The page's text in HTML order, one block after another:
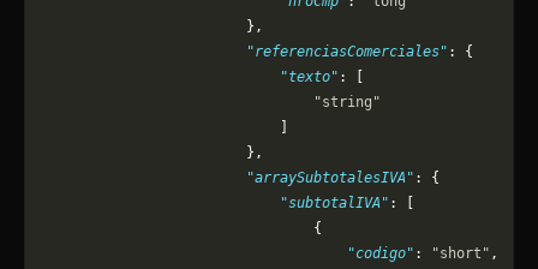
                        },
                        "referenciasComerciales"
: {
                            "texto"
: [
                                "string"
                        },
                        "arraySubtotalesIVA"
: {
                            "subtotalIVA"
: [
                                {
                                    "codigo"
: "short" ,